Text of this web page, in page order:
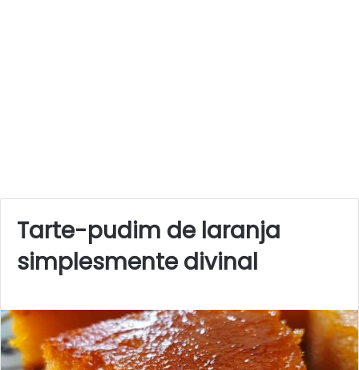
Tarte-pudim de laranja
simplesmente divinal